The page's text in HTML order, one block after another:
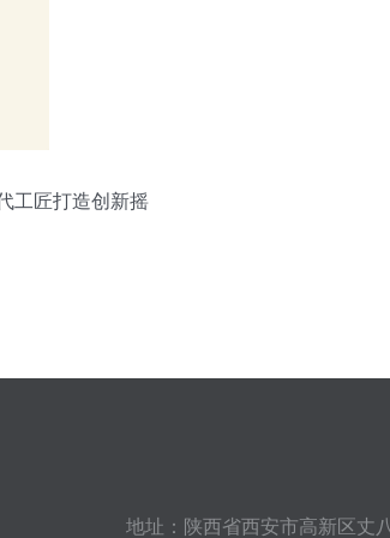
工匠打造创新摇
地址：陕西省西安市高新区丈